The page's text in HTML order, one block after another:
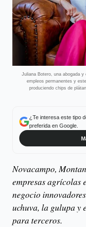
Juliana Botero, una abogada
empleos permanentes y
produciendo chips de
¿Te interesa este tipo
preferida en Google.
Novacampo,
empresas agrícolas
negocio
uchuva, la gulupa y
para terceros.